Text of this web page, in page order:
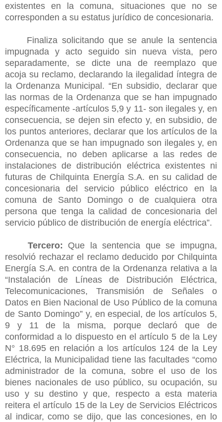
existentes en la comuna, situaciones que no se
corresponden a su estatus jurídico de concesionaria.
Finaliza solicitando que se anule la sentencia
impugnada y acto seguido sin nueva vista, pero
separadamente, se dicte una de reemplazo que
acoja su reclamo, declarando la ilegalidad íntegra de
la Ordenanza Municipal. “En subsidio, declarar que
las normas de la Ordenanza que se han impugnado
específicamente -artículos 5,9 y 11- son ilegales y, en
consecuencia, se dejen sin efecto y, en subsidio, de
los puntos anteriores, declarar que los artículos de la
Ordenanza que se han impugnado son ilegales y, en
consecuencia, no deben aplicarse a las redes de
instalaciones de distribución eléctrica existentes ni
futuras de Chilquinta Energía S.A. en su calidad de
concesionaria del servicio público eléctrico en la
comuna de Santo Domingo o de cualquiera otra
persona que tenga la calidad de concesionaria del
servicio público de distribución de energía eléctrica”.
Tercero: Que la sentencia que se impugna,
resolvió rechazar el reclamo deducido por Chilquinta
Energía S.A. en contra de la Ordenanza relativa a la
“Instalación de Líneas de Distribución Eléctrica,
Telecomunicaciones, Transmisión de Señales o
Datos en Bien Nacional de Uso Público de la comuna
de Santo Domingo” y, en especial, de los artículos 5,
9 y 11 de la misma, porque declaró que de
conformidad a lo dispuesto en el artículo 5 de la Ley
N° 18.695 en relación a los artículos 124 de la Ley
Eléctrica, la Municipalidad tiene las facultades “como
administrador de la comuna, sobre el uso de los
bienes nacionales de uso público, su ocupación, su
uso y su destino y que, respecto a esta materia
reitera el artículo 15 de la Ley de Servicios Eléctricos
al indicar, como se dijo, que las concesiones, en lo